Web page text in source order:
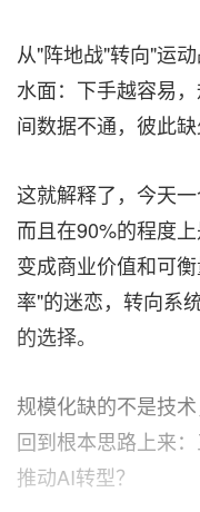
从"阵地战"转向"运
水面：下手越容易
间数据不通，彼此
这就解释了，今天
而且在90%的程度
变成商业价值和可
率"的迷恋，转向系
的选择。
规模化缺的不是技
回到根本思路上来
推动AI转型？